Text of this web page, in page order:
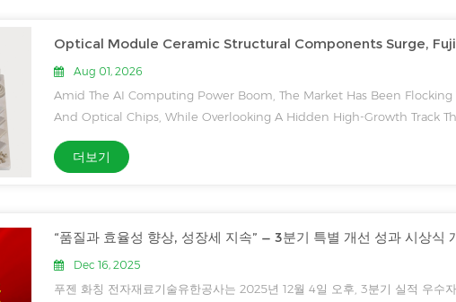
Aug 01, 2026
Amid The AI Computing Power Boom, The Market Has Been
And Optical Chips, While Overlooking A Hidden High-Growth Track
Confirmed By Institutional Data — Optical Module Ceramic Structural
July, Site Visit Data From Cailian Press' Ind...
더보기
“품질과 효율성 향상, 성장세 지속” — 3분기 특별 개선 성과 시상식
Dec 16, 2025
푸젠 화칭 전자재료기술유한공사는 2025년 12월 4일 오후, 3분기 실적 우수